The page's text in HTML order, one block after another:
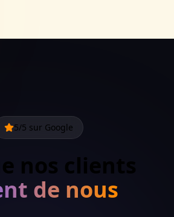
5/5 sur Google
nos clients
de nous